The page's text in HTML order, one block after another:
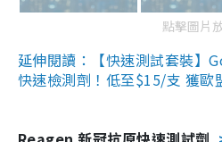
點擊圖片
延伸閱讀：【快速測試套裝】
快速檢測劑！低至$15/支 獲歐